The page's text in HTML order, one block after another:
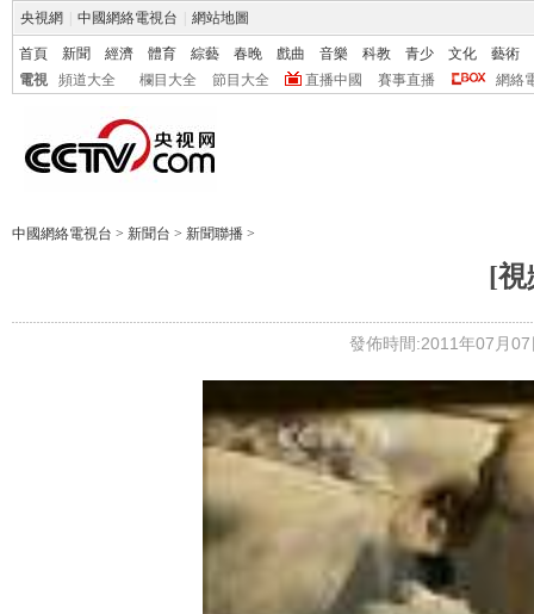
央視網 中國網絡電視台 網站地圖
首頁 新聞 經濟 體育 綜藝 春晚 戲曲 音樂 科教 青少 文化
藝術
電視
頻道大全 欄目大全 節目大全 直播中國 賽事直播 網絡
中國網絡電視台 > 新聞台 > 新聞聯播 >
[視
發佈時間:2011年07月